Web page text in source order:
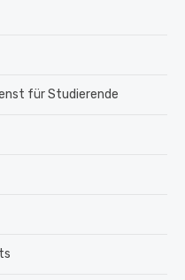
für Studierende